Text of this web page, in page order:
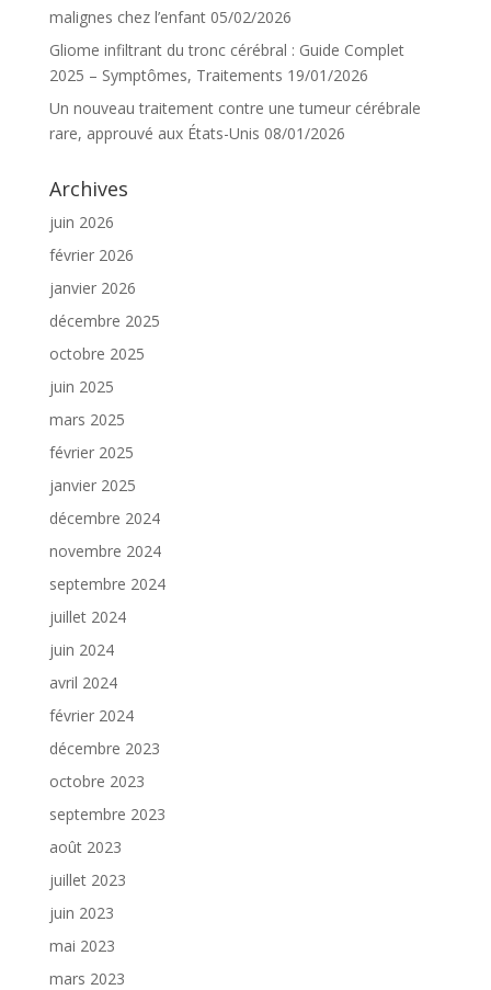
malignes chez l’enfant 05/02/2026
Gliome infiltrant du tronc cérébral : Guide Complet
2025 – Symptômes, Traitements 19/01/2026
Un nouveau traitement contre une tumeur cérébrale
rare, approuvé aux États-Unis 08/01/2026
Archives
juin 2026
février 2026
janvier 2026
décembre 2025
octobre 2025
juin 2025
mars 2025
février 2025
janvier 2025
décembre 2024
novembre 2024
septembre 2024
juillet 2024
juin 2024
avril 2024
février 2024
décembre 2023
octobre 2023
septembre 2023
août 2023
juillet 2023
juin 2023
mai 2023
mars 2023